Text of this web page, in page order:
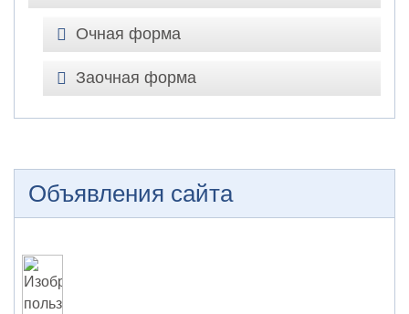
Очная форма
Заочная форма
Объявления сайта